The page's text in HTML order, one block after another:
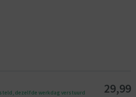
dezelfde werkdag verstuurd
29,99